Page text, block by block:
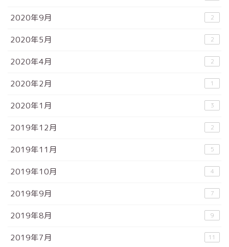
2020年9月 2
2020年5月 2
2020年4月 2
2020年2月 1
2020年1月 3
2019年12月 2
2019年11月 5
2019年10月 4
2019年9月 7
2019年8月 9
2019年7月 11